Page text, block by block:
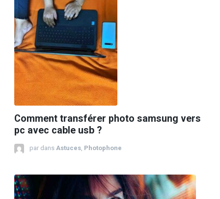
Comment transférer photo samsung vers
pc avec cable usb ?
par dans Astuces, Photophone